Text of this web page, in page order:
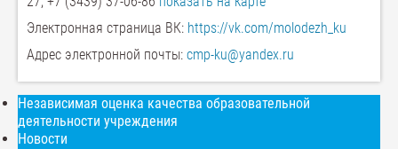
Электронная страница ВК: https://vk.com/molodezh_ku
Адрес электронной почты: cmp-ku@yandex.ru
Независимая оценка качества образовательной
деятельности учреждения
Новости